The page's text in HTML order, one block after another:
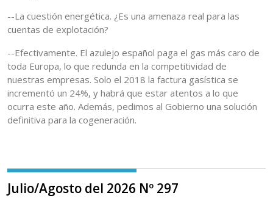
--La cuestión energética. ¿Es una amenaza real para las
cuentas de explotación?
--Efectivamente. El azulejo español paga el gas más caro de
toda Europa, lo que redunda en la competitividad de
nuestras empresas. Solo el 2018 la factura gasística se
incrementó un 24%, y habrá que estar atentos a lo que
ocurra este año. Además, pedimos al Gobierno una solución
definitiva para la cogeneración.
Julio/Agosto del 2026 Nº 297